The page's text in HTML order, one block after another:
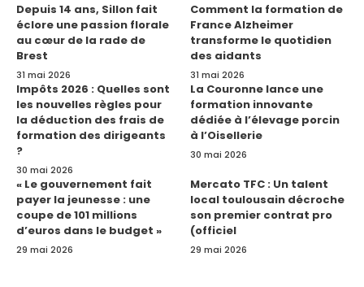
Depuis 14 ans, Sillon fait
éclore une passion florale
au cœur de la rade de
Brest
31 mai 2026
Comment la formation de
France Alzheimer
transforme le quotidien
des aidants
31 mai 2026
Impôts 2026 : Quelles sont
les nouvelles règles pour
la déduction des frais de
formation des dirigeants
?
30 mai 2026
La Couronne lance une
formation innovante
dédiée à l’élevage porcin
à l’Oisellerie
30 mai 2026
« Le gouvernement fait
payer la jeunesse : une
coupe de 101 millions
d’euros dans le budget »
29 mai 2026
Mercato TFC : Un talent
local toulousain décroche
son premier contrat pro
(officiel
29 mai 2026